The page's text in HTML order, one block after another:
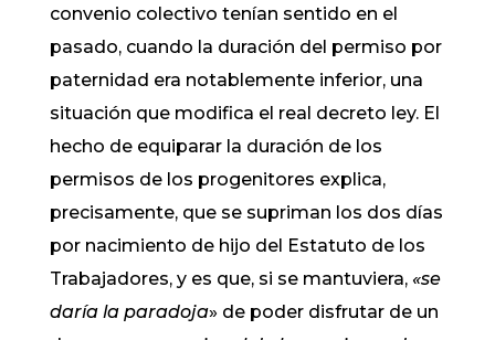
convenio colectivo tenían sentido en el
pasado, cuando la duración del permiso por
paternidad era notablemente inferior, una
situación que modifica el real decreto ley. El
hecho de equiparar la duración de los
permisos de los progenitores explica,
precisamente, que se supriman los dos días
por nacimiento de hijo del Estatuto de los
Trabajadores, y es que, si se mantuviera, «se
daría la paradoja» de poder disfrutar de un